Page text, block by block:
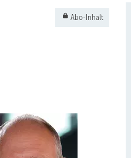
Abo-Inhalt